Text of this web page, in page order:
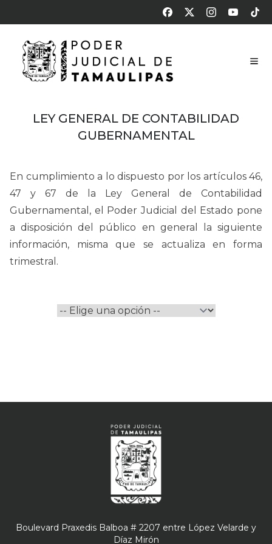
LEY GENERAL DE CONTABILIDAD
GUBERNAMENTAL
En cumplimiento a lo dispuesto por los artículos 46,
47 y 67 de la Ley General de Contabilidad
Gubernamental, el Poder Judicial del Estado pone
a disposición del público en general la siguiente
información, misma que se actualiza en forma
trimestral.
Boulevard Praxedis Balboa # 2207 entre López Velarde y
Díaz Mirón